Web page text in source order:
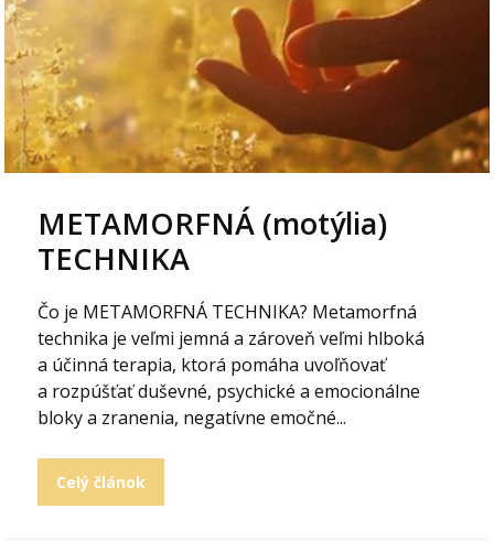
METAMORFNÁ (motýlia)
TECHNIKA
Čo je METAMORFNÁ TECHNIKA? Metamorfná
technika je veľmi jemná a zároveň veľmi hlboká
a účinná terapia, ktorá pomáha uvoľňovať
a rozpúšťať duševné, psychické a emocionálne
bloky a zranenia, negatívne emočné...
Celý článok